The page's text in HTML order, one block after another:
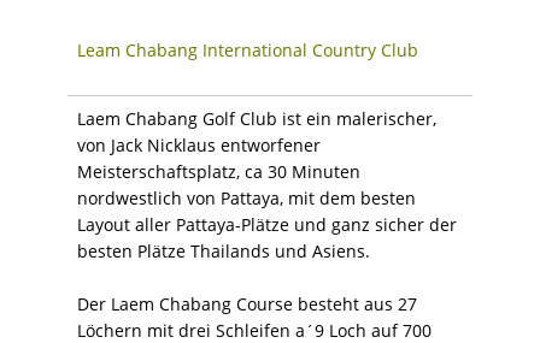
Leam Chabang International Country Club
Laem Chabang Golf Club ist ein malerischer,
von Jack Nicklaus entworfener
Meisterschaftsplatz, ca 30 Minuten
nordwestlich von Pattaya, mit dem besten
Layout aller Pattaya-Plätze und ganz sicher der
besten Plätze Thailands und Asiens.
Der Laem Chabang Course besteht aus 27
Löchern mit drei Schleifen a´9 Loch auf 700